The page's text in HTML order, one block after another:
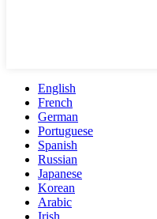
English
French
German
Portuguese
Spanish
Russian
Japanese
Korean
Arabic
Irish